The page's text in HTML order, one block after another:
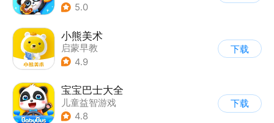
5.0
小熊美术
启蒙早教
4.9
下载
宝宝巴士大全
儿童益智游戏
| 启蒙早教
4.8
下载